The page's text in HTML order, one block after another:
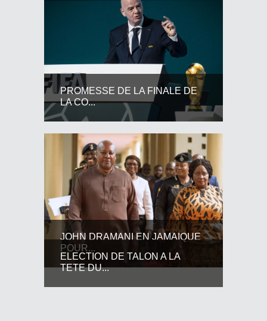
PROMESSE DE LA FINALE DE
LA CO...
JOHN DRAMANI EN JAMAIQUE
POUR...
ELECTION DE TALON A LA
TETE DU...